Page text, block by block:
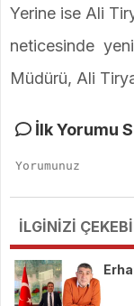
Yerine ise Ali
neticesinde
Müdürü, Ali
İlk Yorumu
İLGİNİZİ